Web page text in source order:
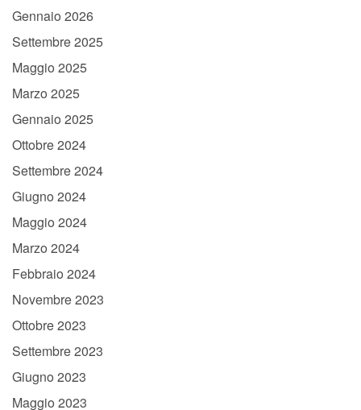
Gennaio 2026
Settembre 2025
Maggio 2025
Marzo 2025
Gennaio 2025
Ottobre 2024
Settembre 2024
Giugno 2024
Maggio 2024
Marzo 2024
Febbraio 2024
Novembre 2023
Ottobre 2023
Settembre 2023
Giugno 2023
Maggio 2023